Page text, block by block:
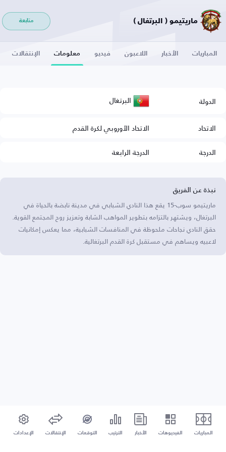
ماريتيمو ( البرتغال ) متابعة
المباريات الأخبار اللاعبون فيديو معلومات الإنتقالات
الدولة البرتغال
الاتحاد
الاتحاد الأوروبي لكرة القدم
الدرجة
الدرجة الرابعة
نبذة عن الفريق
ماريتيمو سوب-15 يقع هذا النادي الشبابي في مدينة نابضة بالحياة في
البرتغال، ويشتهر بالتزامه بتطوير المواهب الشابة وتعزيز روح المجتمع القوية.
حقق النادي نجاحات ملحوظة في المنافسات الشبابية، مما يعكس إمكانيات
لاعبيه ويساهم في مستقبل كرة القدم البرتغالية.
المباريات الفيديوهات الأخبار الترتيب التوقعات الإنتقالات الإعدادات